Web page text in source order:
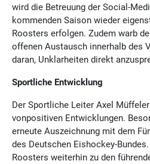
wird die Betreuung der Social-
kommenden Saison wieder
Roosters erfolgen. Zudem warb
offenen Austausch innerhalb des
daran, Unklarheiten direkt
Sportliche Entwicklung
Der Sportliche Leiter Axel
vonpositiven Entwicklungen.
erneute Auszeichnung mit dem
des Deutschen Eishockey-
Roosters weiterhin zu den